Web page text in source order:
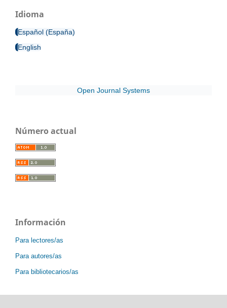
Idioma
Español (España)
English
Open Journal Systems
Número actual
Información
Para lectores/as
Para autores/as
Para bibliotecarios/as